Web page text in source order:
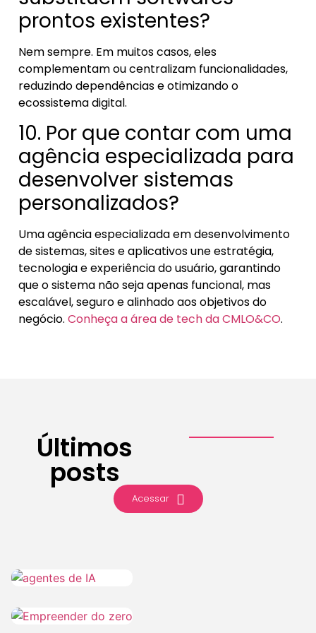
prontos existentes?
Nem sempre. Em muitos casos, eles
complementam ou centralizam funcionalidades,
reduzindo dependências e otimizando o
ecossistema digital.
10. Por que contar com uma
agência especializada para
desenvolver sistemas
personalizados?
Uma agência especializada em desenvolvimento
de sistemas, sites e aplicativos une estratégia,
tecnologia e experiência do usuário, garantindo
que o sistema não seja apenas funcional, mas
escalável, seguro e alinhado aos objetivos do
negócio. Conheça a área de tech da CMLO&CO.
Últimos
posts
Acessar
IA